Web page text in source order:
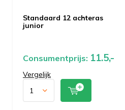
Standaard 12 achteras
junior
Consumentprijs: 11.5,-
Vergelijk